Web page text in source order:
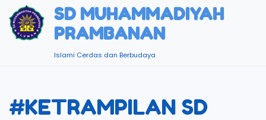
SD MUHAMMADIYAH
PRAMBANAN
Islami Cerdas dan Berbudaya
#KETRAMPILAN SD